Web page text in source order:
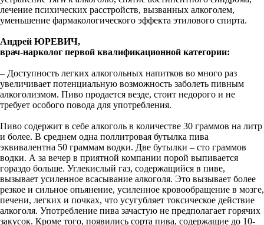
лечение психических расстройств, вызванных алкоголем,
уменьшение фармакологического эффекта этилового спирта.
Андрей ЮРЕВИЧ,
врач-нарколог первой квалификационной категории:
– Доступность легких алкогольных напитков во много раз
увеличивает потенциальную возможность заболеть пивным
алкоголизмом. Пиво продается везде, стоит недорого и не
требует особого повода для употребления.
Пиво содержит в себе алкоголь в количестве 30 граммов на литр
и более. В среднем одна поллитровая бутылка пива
эквивалентна 50 граммам водки. Две бутылки – сто граммов
водки. А за вечер в приятной компании порой выпивается
гораздо больше. Углекислый газ, содержащийся в пиве,
вызывает усиленное всасывание алкоголя. Это вызывает более
резкое и сильное опьянение, усиленное кровообращение в мозге,
печени, легких и почках, что усугубляет токсическое действие
алкоголя. Употребление пива зачастую не предполагает горячих
закусок. Кроме того, появились сорта пива, содержащие до 10-